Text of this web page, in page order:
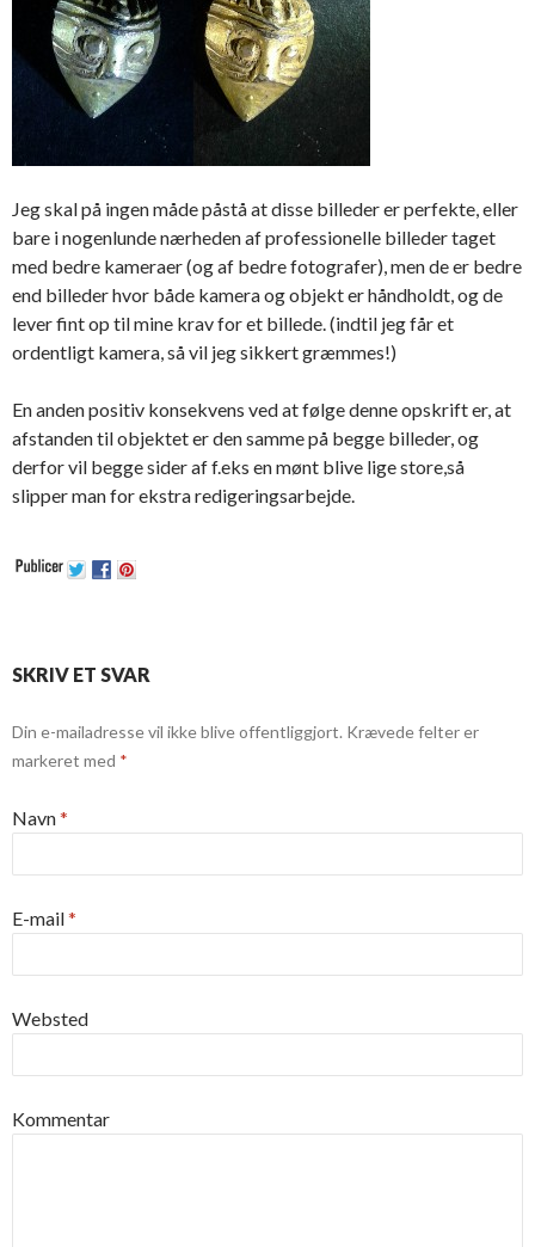
Jeg skal på ingen måde påstå at disse billeder er perfekte, eller
bare i nogenlunde nærheden af professionelle billeder taget
med bedre kameraer (og af bedre fotografer), men de er bedre
end billeder hvor både kamera og objekt er håndholdt, og de
lever fint op til mine krav for et billede. (indtil jeg får et
ordentligt kamera, så vil jeg sikkert græmmes!)
En anden positiv konsekvens ved at følge denne opskrift er, at
afstanden til objektet er den samme på begge billeder, og
derfor vil begge sider af f.eks en mønt blive lige store,så
slipper man for ekstra redigeringsarbejde.
SKRIV ET SVAR
Din e-mailadresse vil ikke blive offentliggjort. Krævede felter er
markeret med *
Navn*
E-mail*
Websted
Kommentar